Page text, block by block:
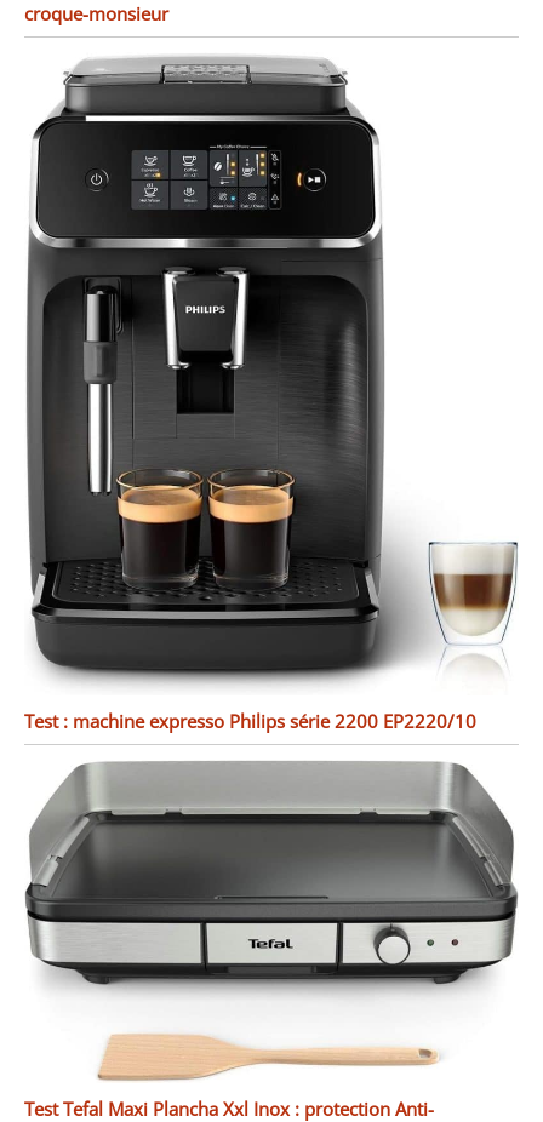
croque-monsieur
Test : machine expresso Philips série 2200 EP2220/10
Test Tefal Maxi Plancha Xxl Inox : protection Anti-